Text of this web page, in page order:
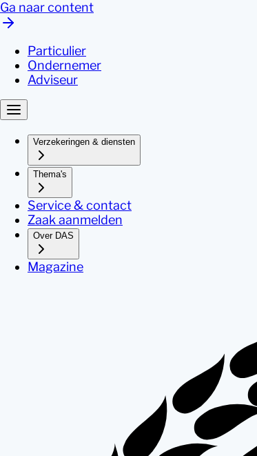
Ga naar content
Particulier
Ondernemer
Adviseur
Verzekeringen & diensten
Thema's
Service & contact
Zaak aanmelden
Over DAS
Magazine